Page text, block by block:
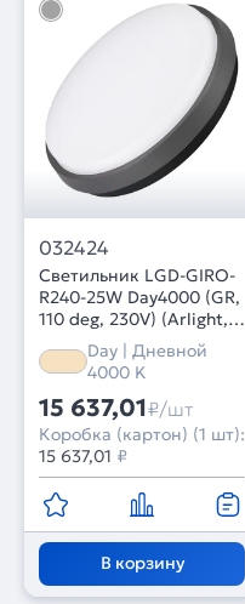
032424
Светильник LGD-GIRO-
R240-25W Day4000 (GR,
110 deg, 230V) (Arlight,
IP54 Металл, 3 года)
Day | Дневной
4000 K
15 637,01₽/шт
Коробка (картон) (1 шт):
15 637,01 ₽
В корзину